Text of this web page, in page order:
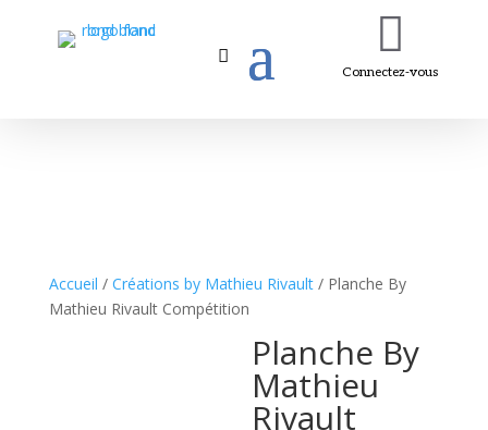

Connectez-vous
Accueil / Créations by Mathieu Rivault/ Planche By
Mathieu Rivault Compétition
Planche By
Mathieu
Rivault